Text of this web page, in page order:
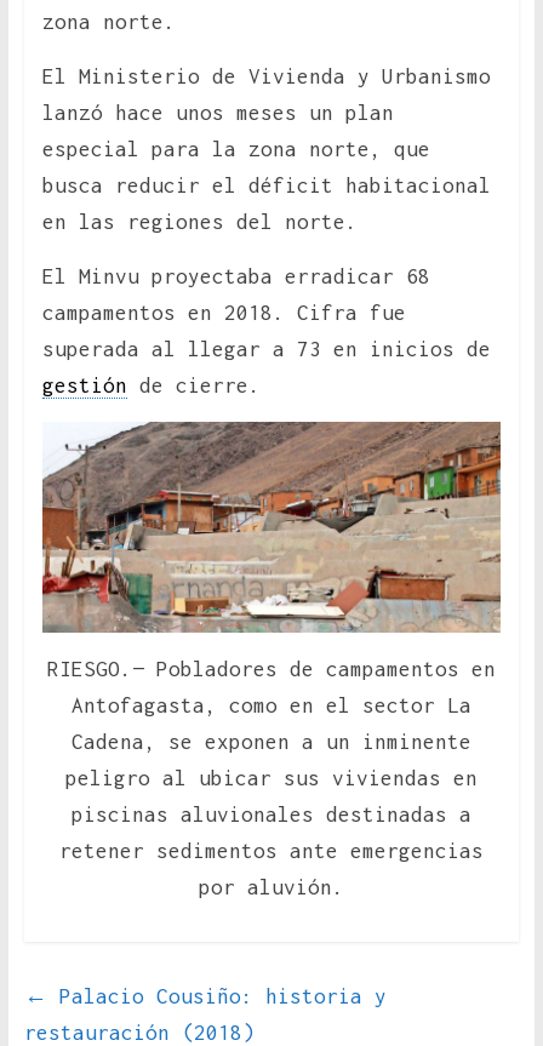
zona norte.
El Ministerio de Vivienda y Urbanismo
lanzó hace unos meses un plan
especial para la zona norte, que
busca reducir el déficit habitacional
en las regiones del norte.
El Minvu proyectaba erradicar 68
campamentos en 2018. Cifra fue
superada al llegar a 73 en inicios de
gestión de cierre.
RIESGO.— Pobladores de campamentos en
Antofagasta, como en el sector La
Cadena, se exponen a un inminente
peligro al ubicar sus viviendas en
piscinas aluvionales destinadas a
retener sedimentos ante emergencias
por aluvión.
←
Palacio Cousiño: historia y
restauración (2018)